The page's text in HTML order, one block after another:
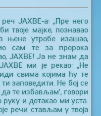
ЈАХВЕ-а: „Пре него
твоје мајке, познавао
њене утробе изашао,
сам те за пророка
ЈАХВЕ! Ја не знам да
ми је рекао: „Не
свима којима ћу те
заповедити. Не бој се
те избављам’, говори
и дотакао ми уста.
речи стављам у твоја